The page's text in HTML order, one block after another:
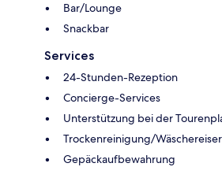
Bar/Lounge
Snackbar
Services
24-Stunden-Rezeption
Concierge-Services
Unterstützung bei der
Trockenreinigung/
Gepäckaufbewahrung